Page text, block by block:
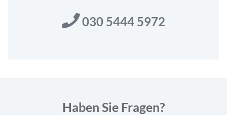
030 5444 5972
Haben Sie Fragen?